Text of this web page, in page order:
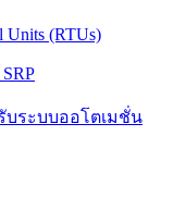
Units (RTUs)
บระบบออโตเมชั่น